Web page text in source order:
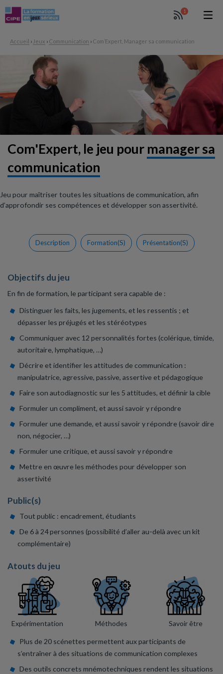
1
Accueil › Jeux › Communication › Com’Expert, Manager sa communication
Com'Expert, le jeu pour manager sa
communication
Jeu pour maîtriser toutes les situations de communication, afin
d’approfondir ses compétences et développer son assertivité.
Description Formation(s) Présentation(s)
Objectifs du jeu
En fin de formation, le participant sera capable de :
Distinguer les faits, les jugements, et les ressentis ; et
dépasser les préjugés et les stéréotypes
Communiquer avec 12 personnalités fortes (colérique, timide,
autoritaire, lymphatique, …)
Décrire et identifier les attitudes de communication :
manipulatrice, agressive, passive, assertive et pédagogique
Faire son autodiagnostic sur les 5 attitudes, et définir la cible
Formuler un compliment, et aussi savoir y répondre
Formuler une demande, et aussi savoir y répondre (savoir dire
non, négocier, …)
Formuler une critique, et aussi savoir y répondre
Mettre en œuvre les méthodes pour développer son
assertivité
Public(s)
Tout public : encadrement, étudiants
De 6 à 24 personnes (possibilité d’aller au-delà avec un kit
complémentaire)
Atouts du jeu
Expérimentation Méthodes Savoir être
Plus de 20 scénettes permettent aux participants de
s’entraîner à des situations de communication complexes
Des outils concrets mnémotechniques rendent les situations